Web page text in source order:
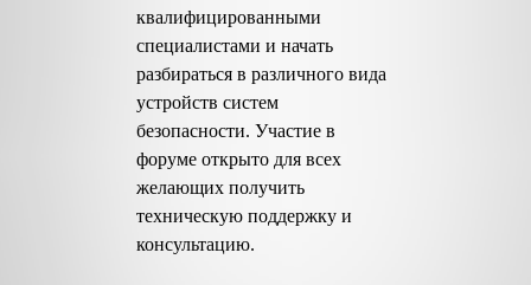
квалифицированными
специалистами и начать
разбираться в различного вида
устройств систем
безопасности. Участие в
форуме открыто для всех
желающих получить
техническую поддержку и
консультацию.